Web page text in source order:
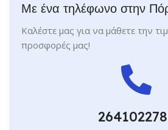
Με ένα τηλέφωνο στην
Καλέστε μας για να μάθετε την
προσφορές μας!